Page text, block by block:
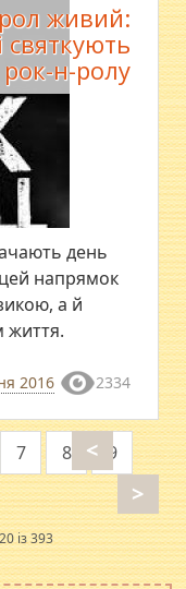
живий:
святкують
н-ролу
день
напрямок
а й
життя.
2016 2334
<
7 8
9
>
із 393